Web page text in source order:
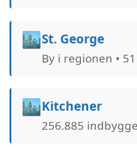
🏙️St. George
By i regionen •
🏙️Kitchener
256.885